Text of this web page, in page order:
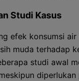
Studi Kasus
efek konsumsi
muda terhadap
studi awal
diperlukan